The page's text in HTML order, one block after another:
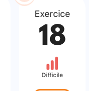
Exercice
18
Difficile